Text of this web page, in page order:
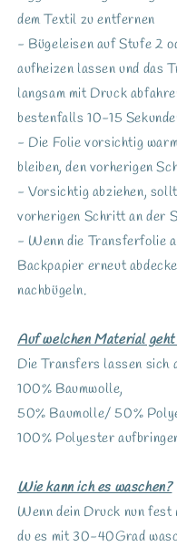
dem Textil zu entfernen
- Bügeleisen auf Stufe 2
aufheizen lassen und das
langsam mit Druck
bestenfalls 10-15
- Die Folie vorsichtig
bleiben, den vorherigen
- Vorsichtig abziehen,
vorherigen Schritt an der
- Wenn die Transferfolie
Backpapier erneut
nachbügeln.
Auf welchen Material
Die Transfers lassen sich
100% Baumwolle,
50% Baumolle/ 50%
100% Polyester
Wie kann ich es waschen?
Wenn dein Druck nun fest
du es mit 30-40Grad